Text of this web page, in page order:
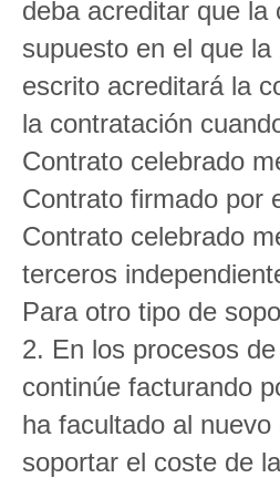
deba acreditar que
supuesto en el que
escrito acreditará la
la contratación
Contrato celebrado
Contrato firmado por
Contrato celebrado
terceros
Para otro tipo de
2. En los procesos
continúe facturando
ha facultado al
soportar el coste de